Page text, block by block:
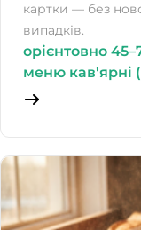
картки — без
випадків.
орієнтовно
меню кав'ярні